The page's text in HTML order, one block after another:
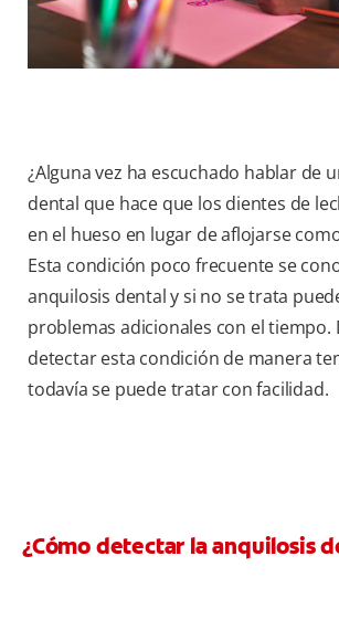
¿Alguna vez ha escuchado hablar de
dental que hace que los dientes de
en el hueso en lugar de aflojarse
Esta condición poco frecuente se
anquilosis dental y si no se trata
problemas adicionales con el tiempo.
detectar esta condición de manera
todavía se puede tratar con facilidad.
¿Cómo detectar la anquilosis